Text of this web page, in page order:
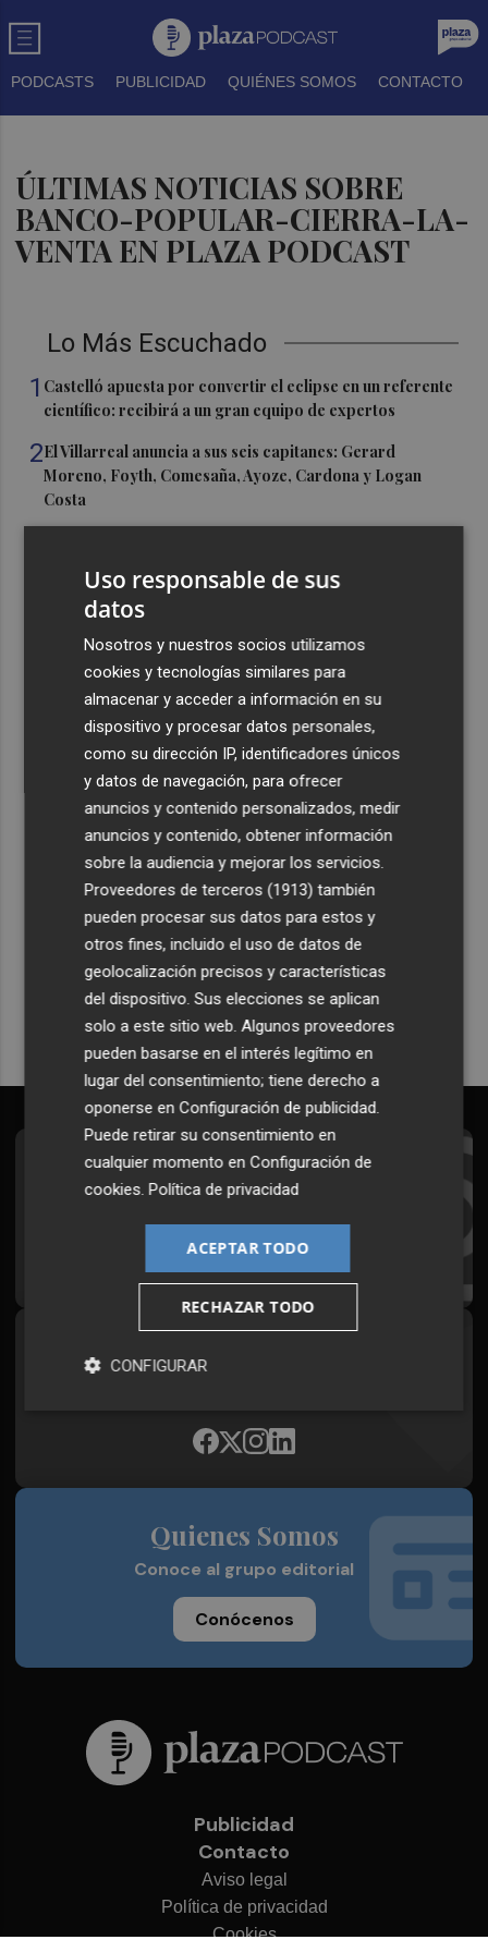
PODCASTS PUBLICIDAD QUIÉNES SOMOS CONTACTO
ÚLTIMAS NOTICIAS SOBRE
BANCO-POPULAR-CIERRA-LA-
VENTA EN PLAZA PODCAST
Lo Más Escuchado
1 Castelló apuesta por convertir el eclipse en un referente
científico: recibirá a un gran equipo de expertos
2El Villarreal anuncia a sus seis capitanes: Gerard
Moreno, Foyth, Comesaña, Ayoze, Cardona y Logan
Costa
San Javier da viabilidad al nuevo contrato del transporte
324 habitaciones
Estos son los estrenos que abren la cartelera en agosto:
de la comedia 'El último mono' a una nueva entrega de
'La Patrulla Canina'
Recibe toda la actualidad de
Plaza Podcast en tu correo
Quiero suscribirme
Suscríbete al Boletín
¡Quiero suscribirme!
Síguenos en redes
Quienes Somos
Conoce al grupo editorial
Conócenos
Publicidad
Contacto
Aviso legal
Política de privacidad
Cookies
Uso responsable de sus
datos
Nosotros y nuestros socios utilizamos
cookies y tecnologías similares para
almacenar y acceder a información en su
dispositivo y procesar datos personales,
como su dirección IP, identificadores únicos
y datos de navegación, para ofrecer
anuncios y contenido personalizados, medir
anuncios y contenido, obtener información
sobre la audiencia y mejorar los servicios.
Proveedores de terceros (1913) también
pueden procesar sus datos para estos y
otros fines, incluido el uso de datos de
geolocalización precisos y características
del dispositivo. Sus elecciones se aplican
solo a este sitio web. Algunos proveedores
pueden basarse en el interés legítimo en
lugar del consentimiento; tiene derecho a
oponerse enConfiguración de publicidad.
Puede retirar su consentimiento en
cualquier momento enConfiguración de
cookies.Política de privacidad
ACEPTAR TODO
RECHAZAR TODO
CONFIGURAR